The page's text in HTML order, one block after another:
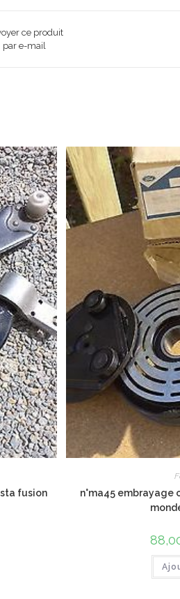
ce produit
par e-mail
fusion
n°ma45 embrayage